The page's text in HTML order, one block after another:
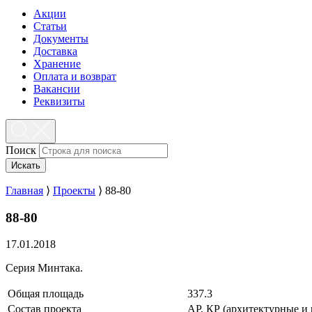
Акции
Статьи
Документы
Доставка
Хранение
Оплата и возврат
Вакансии
Реквизиты
Поиск
Искать
Главная ⟩ Проекты ⟩ 88-80
88-80
17.01.2018
Серия Минтака.
Общая площадь
337.3
Состав проекта
АР, КР (архитектурные и